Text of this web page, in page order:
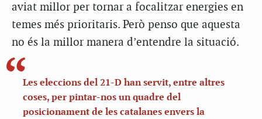
aviat millor per tornar a focalitzar energies en
temes més prioritaris. Però penso que aquesta
no és la millor manera d’entendre la situació.
Les eleccions del 21-D han servit, entre altres
coses, per pintar-nos un quadre del
posicionament de les catalanes envers la